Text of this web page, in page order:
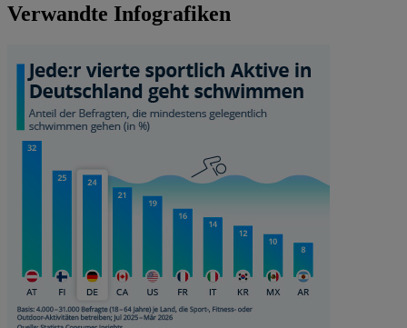
Verwandte Infografiken